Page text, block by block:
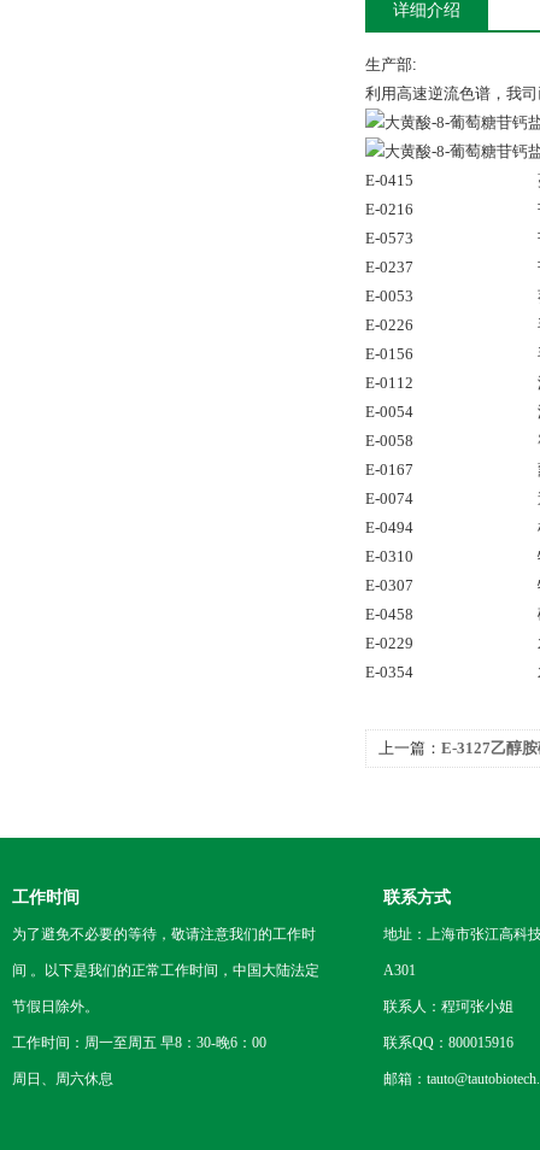
详细介绍
生产部:
利用高速逆流色谱，我
E-0415
E-0216
E-0573
E-0237
E-0053
E-0226
E-0156
E-0112
E-0054
E-0058
E-0167
E-0074
E-0494
E-0310
E-0307
E-0458
E-0229
E-0354
上一篇： E-3127乙醇
工作时间
为了避免不必要的等待，敬请注意我们的工作时
间 。以下是我们的正常工作时间，中国大陆法定
节假日除外。
工作时间：周一至周五 早8：30-晚6：00
周日、周六休息
联系方式
地址：上海市张江高科
A301
联系人：程珂张小姐
联系QQ：800015916
邮箱：